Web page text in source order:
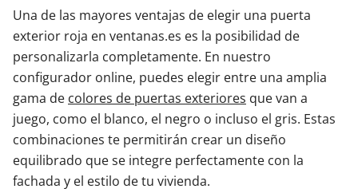
Una de las mayores ventajas de elegir una puerta
exterior roja en ventanas.es es la posibilidad de
personalizarla completamente. En nuestro
configurador online, puedes elegir entre una amplia
gama de colores de puertas exteriores que van a
juego, como el blanco, el negro o incluso el gris. Estas
combinaciones te permitirán crear un diseño
equilibrado que se integre perfectamente con la
fachada y el estilo de tu vivienda.